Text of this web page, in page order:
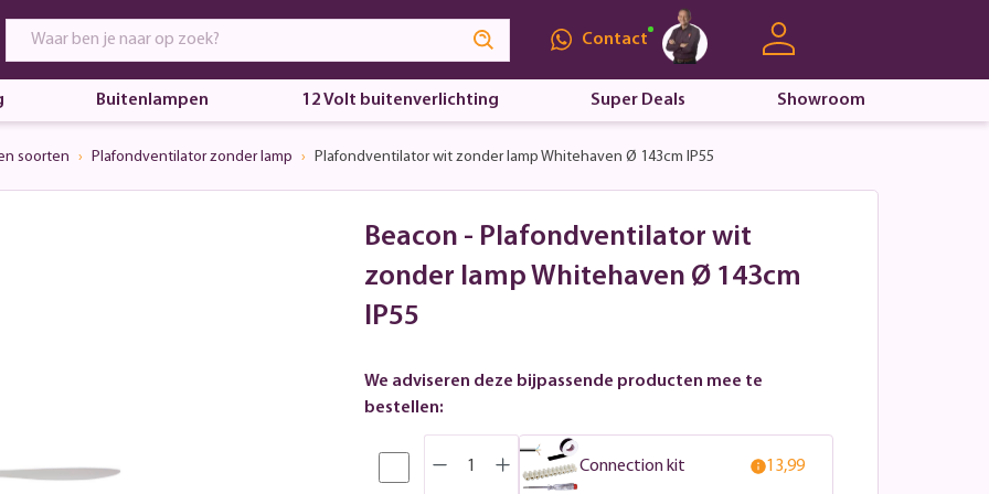
Contact
Buitenlampen 12 Volt buitenverlichting Super Deals Showroom
soorten Plafondventilator zonder lamp Plafondventilator wit zonder lamp Whitehaven Ø 143cm IP55
Beacon - Plafondventilator wit
zonder lamp Whitehaven Ø 143cm
IP55
We adviseren deze bijpassende producten mee te
bestellen:
Connection kit 13,99